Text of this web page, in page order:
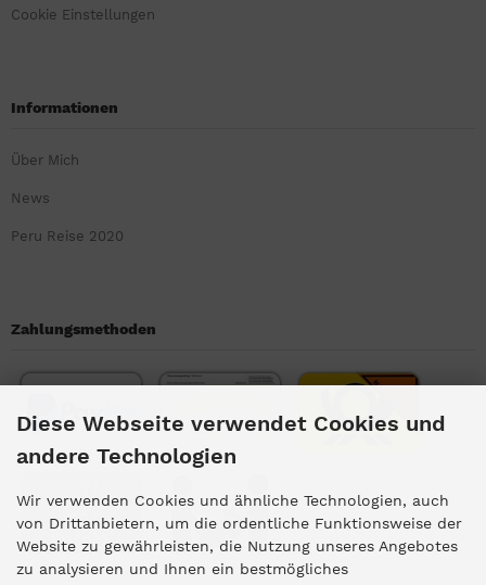
Cookie Einstellungen
Informationen
Über Mich
News
Peru Reise 2020
Zahlungsmethoden
Diese Webseite verwendet Cookies und
andere Technologien
Wir verwenden Cookies und ähnliche Technologien, auch
von Drittanbietern, um die ordentliche Funktionsweise der
Website zu gewährleisten, die Nutzung unseres Angebotes
zu analysieren und Ihnen ein bestmögliches